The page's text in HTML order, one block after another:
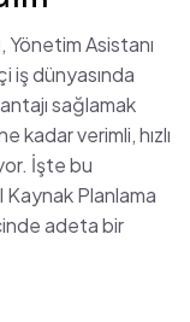
Yönetim Asistanı
iş dünyasında
sağlamak
kadar verimli, hızlı
İşte bu
Planlama
adeta bir